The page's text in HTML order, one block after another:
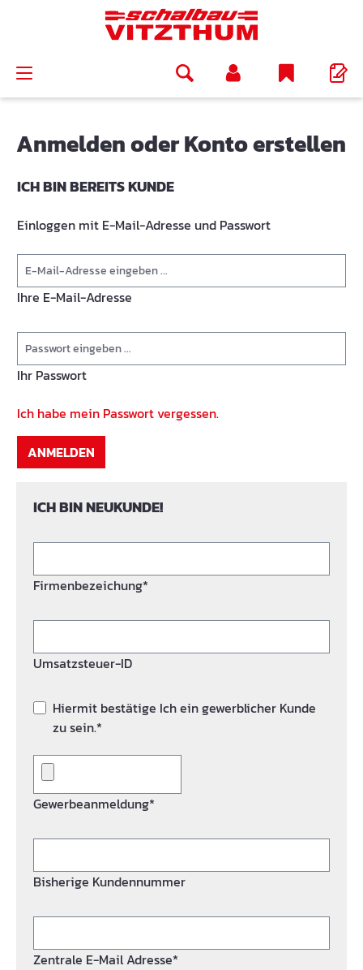
Anmelden oder Konto erstellen
ICH BIN BEREITS KUNDE
Einloggen mit E-Mail-Adresse und Passwort
Ihre E-Mail-Adresse
Ihr Passwort
Ich habe mein Passwort vergessen.
ANMELDEN
ICH BIN NEUKUNDE!
Firmenbezeichung*
Umsatzsteuer-ID
Hiermit bestätige Ich ein gewerblicher Kunde
zu sein.*
Gewerbeanmeldung*
Bisherige Kundennummer
Zentrale E-Mail Adresse*